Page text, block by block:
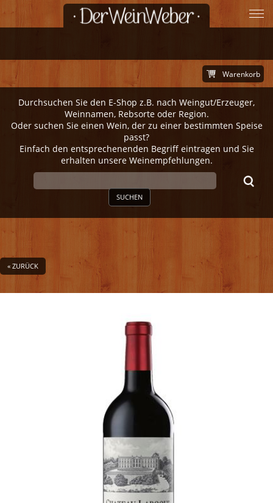
Durchsuchen Sie den E-Shop z.B. nach Weingut/Erzeuger,
Weinnamen, Rebsorte oder Region.
Oder suchen Sie einen Wein, der zu einer bestimmten Speise
passt?
Einfach den entsprechenenden Begriff eintragen und Sie
erhalten unsere Weinempfehlungen.
SUCHEN
Warenkorb
« ZURÜCK